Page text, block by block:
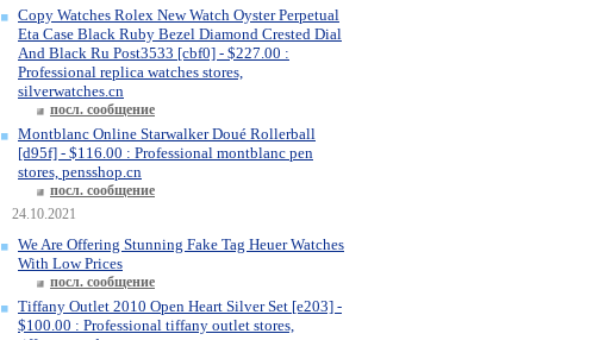
Copy Watches Rolex New Watch Oyster Perpetual
Eta Case Black Ruby Bezel Diamond Crested Dial
And Black Ru Post3533 [cbf0] - $227.00 :
Professional replica watches stores,
silverwatches.cn
посл. сообщение
Montblanc Online Starwalker Doué Rollerball
[d95f] - $116.00 : Professional montblanc pen
stores, pensshop.cn
посл. сообщение
24.10.2021
We Are Offering Stunning Fake Tag Heuer Watches
With Low Prices
посл. сообщение
Tiffany Outlet 2010 Open Heart Silver Set [e203] -
$100.00 : Professional tiffany outlet stores,